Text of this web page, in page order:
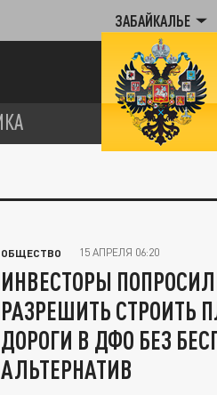
ЗАБАЙКАЛЬЕ
ОБЩЕСТВО 15 АПРЕЛЯ 06:20
ИНВЕСТОРЫ
РАЗРЕШИТЬ СТРОИТЬ
ДОРОГИ В ДФО БЕЗ
АЛЬТЕРНАТИВ